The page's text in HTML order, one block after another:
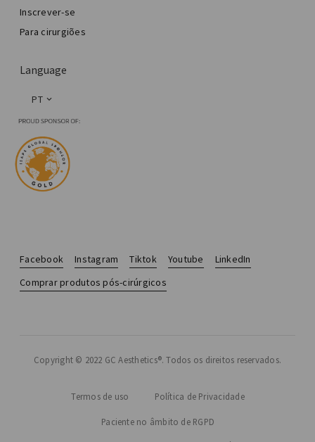
Inscrever-se
Para cirurgiões
Language
PT
Facebook Instagram Tiktok Youtube
LinkedIn
Comprar produtos pós-cirúrgicos
Copyright © 2022 GC Aesthetics®. Todos os direitos reservados.
Termos de uso Política de Privacidade
Paciente no âmbito de RGPD